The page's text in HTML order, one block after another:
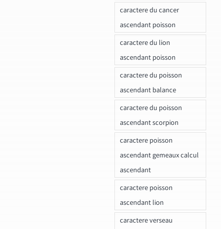
caractere du cancer
ascendant poisson
caractere du lion
ascendant poisson
caractere du poisson
ascendant balance
caractere du poisson
ascendant scorpion
caractere poisson
ascendant gemeaux calcul
ascendant
caractere poisson
ascendant lion
caractere verseau